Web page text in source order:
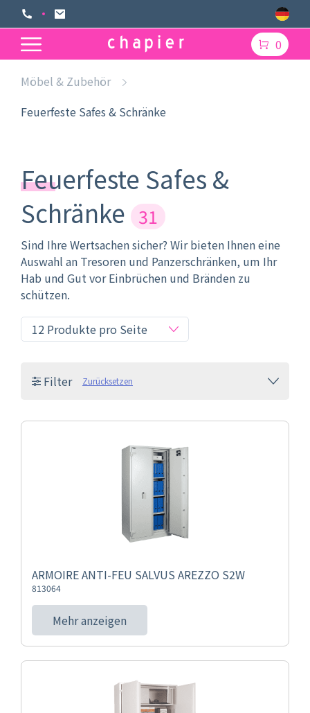
0
Möbel & Zubehör
Feuerfeste Safes & Schränke
Feuerfeste Safes &
Schränke 31
Sind Ihre Wertsachen sicher? Wir bieten Ihnen eine
Auswahl an Tresoren und Panzerschränken, um Ihr
Hab und Gut vor Einbrüchen und Bränden zu
schützen.
Filter Zurücksetzen
ARMOIRE ANTI-FEU SALVUS AREZZO S2W
813064
Mehr anzeigen